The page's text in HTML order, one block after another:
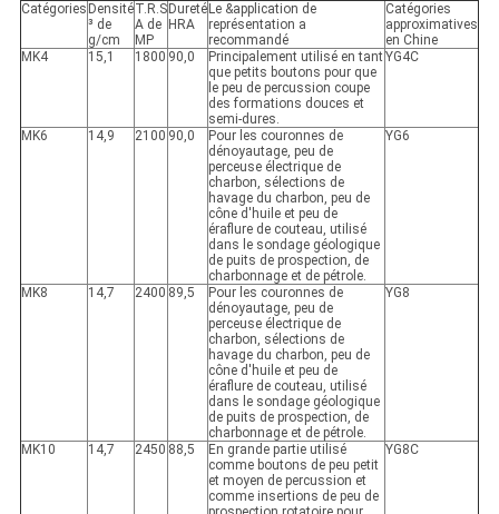
Catégories Densité
³ de
g/cm
T.R.S
Α de
MP
Dureté
HRA
Le &application de
représentation a
recommandé
Catégories
approximatives
en Chine
MK4
15,1 1800 90,0
Principalement utilisé en tant
que petits boutons pour que
le peu de percussion coupe
des formations douces et
semi-dures.
YG4C
MK6 14,9 2100 90,0
Pour les couronnes de
dénoyautage, peu de
perceuse électrique de
charbon, sélections de
havage du charbon, peu de
cône d'huile et peu de
éraflure de couteau, utilisé
dans le sondage géologique
de puits de prospection, de
charbonnage et de pétrole.
YG6
MK8 14,7 2400 89,5
Pour les couronnes de
dénoyautage, peu de
perceuse électrique de
charbon, sélections de
havage du charbon, peu de
cône d'huile et peu de
éraflure de couteau, utilisé
dans le sondage géologique
de puits de prospection, de
charbonnage et de pétrole.
YG8
MK10 14,7 2450 88,5
En grande partie utilisé
comme boutons de peu petit
et moyen de percussion et
comme insertions de peu de
YG8C